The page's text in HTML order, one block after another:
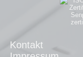
Kontakt